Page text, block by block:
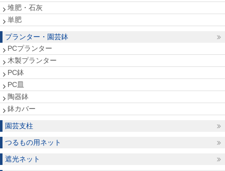
堆肥・石灰
単肥
プランター・園芸鉢
PCプランター
木製プランター
PC鉢
PC皿
陶器鉢
鉢カバー
園芸支柱
つるもの用ネット
遮光ネット